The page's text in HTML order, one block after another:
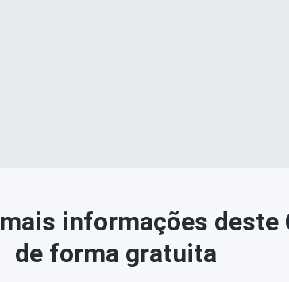
mais informações deste
de forma gratuita